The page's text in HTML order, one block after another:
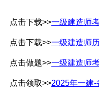
点击下载>>一级建造师
点击下载>>一级建造师
点击做题>>一级建造师
点击领取>>2025年一建